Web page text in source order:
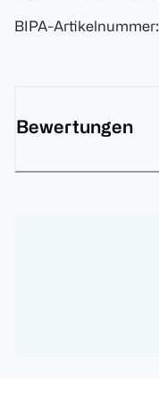
BIPA-Artikelnummer:
Bewertungen